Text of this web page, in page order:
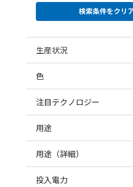
生産状況
色
注目テクノロジー
用途
用途（詳細）
投入電力